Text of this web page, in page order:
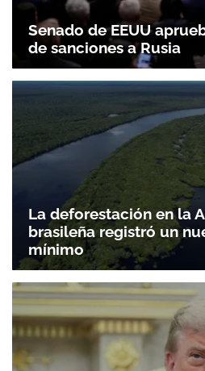
Gracias por suscribirte
Senado de EEUU
de sanciones a Rusia
La deforestación en la
brasileña registró un
mínimo